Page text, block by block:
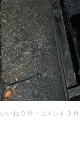
いいね 0 件・コメント 0 件